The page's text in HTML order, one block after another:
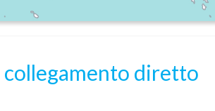
diretto